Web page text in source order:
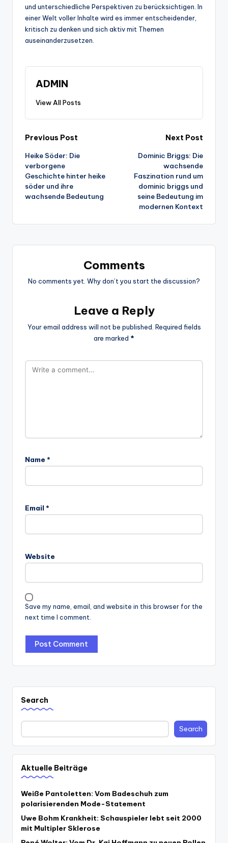
und unterschiedliche Perspektiven zu berücksichtigen. In
einer Welt voller Inhalte wird es immer entscheidender,
kritisch zu denken und sich aktiv mit Themen
auseinanderzusetzen.
ADMIN
View All Posts
Post
navigation
Previous Post
Heike Söder: Die
verborgene
Geschichte hinter heike
söder und ihre
wachsende Bedeutung
Next Post
Dominic Briggs: Die
wachsende
Faszination rund um
dominic briggs und
seine Bedeutung im
modernen Kontext
Comments
No comments yet. Why don’t you start the discussion?
Leave a Reply
Your email address will not be published. Required fields
are marked *
Name *
Email *
Website
Save my name, email, and website in this browser for the
next time I comment.
Search
Search
Aktuelle Beiträge
Weiße Pantoletten: Vom Badeschuh zum
polarisierenden Mode-Statement
Uwe Bohm Krankheit: Schauspieler lebt seit 2000
mit Multipler Sklerose